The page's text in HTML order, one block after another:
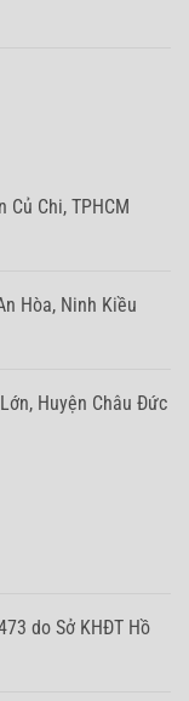
Củ Chi, TPHCM
Hòa, Ninh Kiều
Huyện Châu Đức
do Sở KHĐT Hồ